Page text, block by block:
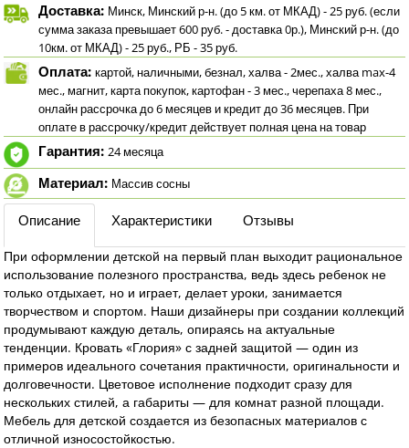
Доставка: Минск, Минский р-н. (до 5 км. от МКАД) - 25 руб. (если
сумма заказа превышает 600 руб. - доставка 0р.), Минский р-н. (до
10км. от МКАД) - 25 руб., РБ - 35 руб.
Оплата: картой, наличными, безнал, халва - 2мес., халва max-4
мес., магнит, карта покупок, картофан - 3 мес., черепаха 8 мес.,
онлайн рассрочка до 6 месяцев и кредит до 36 месяцев. При
оплате в рассрочку/кредит действует полная цена на товар
Гарантия: 24 месяца
Материал: Массив сосны
Описание Характеристики Отзывы
При оформлении детской на первый план выходит рациональное
использование полезного пространства, ведь здесь ребенок не
только отдыхает, но и играет, делает уроки, занимается
творчеством и спортом. Наши дизайнеры при создании коллекций
продумывают каждую деталь, опираясь на актуальные
тенденции. Кровать «Глория» с задней защитой — один из
примеров идеального сочетания практичности, оригинальности и
долговечности. Цветовое исполнение подходит сразу для
нескольких стилей, а габариты — для комнат разной площади.
Мебель для детской создается из безопасных материалов с
отличной износостойкостью.